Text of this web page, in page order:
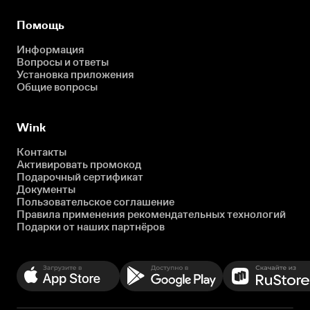
Помощь
Информация
Вопросы и ответы
Установка приложения
Общие вопросы
Wink
Контакты
Активировать промокод
Подарочный сертификат
Документы
Пользовательское соглашение
Правила применения рекомендательных технологий
Подарки от наших партнёров